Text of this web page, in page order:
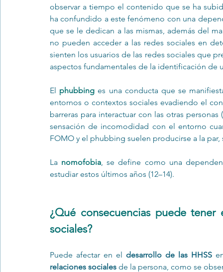
observar a tiempo el contenido que se ha
ha confundido a este fenómeno con una
que se le dedican a las mismas, además del
no pueden acceder a las redes sociales en
sienten los usuarios de las redes sociales que
aspectos fundamentales de la identificación de
El phubbing es una conducta que se
entornos o contextos sociales evadiendo el
barreras para interactuar con las otras
sensación de incomodidad con el entorno
FOMO y el phubbing suelen producirse a la
La nomofobia, se define como una
estudiar estos últimos años (12–14).
¿Qué consecuencias puede
sociales?
Puede afectar en el desarrollo de las HHSS
relaciones sociales de la persona, como se